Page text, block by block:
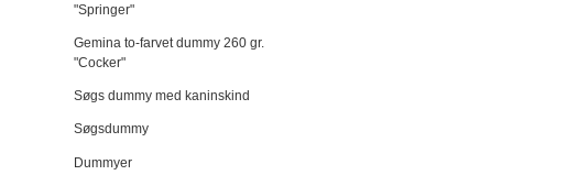
"Springer"
Gemina to-farvet dummy 260 gr.
"Cocker"
Søgs dummy med kaninskind
Søgsdummy
Dummyer